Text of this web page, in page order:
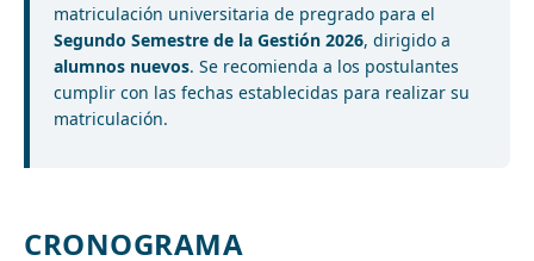
matriculación universitaria de pregrado para el
Segundo Semestre de la Gestión 2026, dirigido a
alumnos nuevos. Se recomienda a los postulantes
cumplir con las fechas establecidas para realizar su
matriculación.
CRONOGRAMA